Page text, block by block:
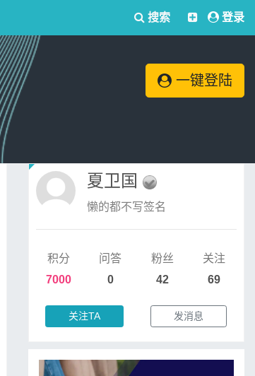
搜索 登录
一键登陆
夏卫国
懒的都不写签名
积分
7000
问答
0
粉丝
42
关注
69
关注TA 发消息